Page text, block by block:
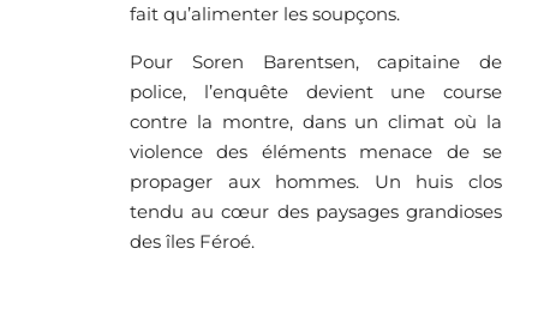
fait qu’alimenter les soupçons.
Pour Soren Barentsen, capitaine de
police, l’enquête devient une course
contre la montre, dans un climat où la
violence des éléments menace de se
propager aux hommes. Un huis clos
tendu au cœur des paysages grandioses
des îles Féroé.